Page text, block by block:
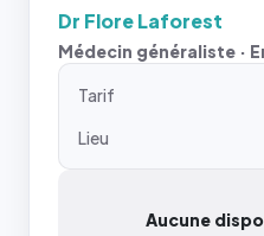
Dr Flore Laforest
Médecin généraliste ·
Tarif
Lieu
Aucune